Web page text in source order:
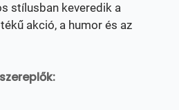
stílusban keveredik a
akció, a humor és az